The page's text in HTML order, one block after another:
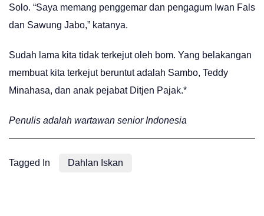
Solo. “Saya memang penggemar dan pengagum Iwan Fals
dan Sawung Jabo,” katanya.
Sudah lama kita tidak terkejut oleh bom. Yang belakangan
membuat kita terkejut beruntut adalah Sambo, Teddy
Minahasa, dan anak pejabat Ditjen Pajak.*
Penulis adalah wartawan senior Indonesia
Tagged In Dahlan Iskan